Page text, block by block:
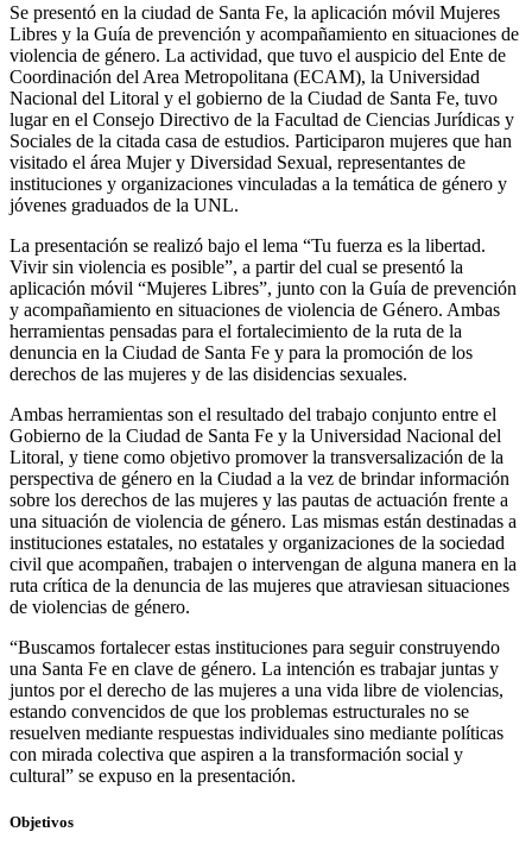
Se presentó en la ciudad de Santa Fe, la aplicación móvil Mujeres
Libres y la Guía de prevención y acompañamiento en situaciones de
violencia de género. La actividad, que tuvo el auspicio del Ente de
Coordinación del Area Metropolitana (ECAM), la Universidad
Nacional del Litoral y el gobierno de la Ciudad de Santa Fe, tuvo
lugar en el Consejo Directivo de la Facultad de Ciencias Jurídicas y
Sociales de la citada casa de estudios. Participaron mujeres que han
visitado el área Mujer y Diversidad Sexual, representantes de
instituciones y organizaciones vinculadas a la temática de género y
jóvenes graduados de la UNL.
La presentación se realizó bajo el lema “Tu fuerza es la libertad.
Vivir sin violencia es posible”, a partir del cual se presentó la
aplicación móvil “Mujeres Libres”, junto con la Guía de prevención
y acompañamiento en situaciones de violencia de Género. Ambas
herramientas pensadas para el fortalecimiento de la ruta de la
denuncia en la Ciudad de Santa Fe y para la promoción de los
derechos de las mujeres y de las disidencias sexuales.
Ambas herramientas son el resultado del trabajo conjunto entre el
Gobierno de la Ciudad de Santa Fe y la Universidad Nacional del
Litoral, y tiene como objetivo promover la transversalización de la
perspectiva de género en la Ciudad a la vez de brindar información
sobre los derechos de las mujeres y las pautas de actuación frente a
una situación de violencia de género. Las mismas están destinadas a
instituciones estatales, no estatales y organizaciones de la sociedad
civil que acompañen, trabajen o intervengan de alguna manera en la
ruta crítica de la denuncia de las mujeres que atraviesan situaciones
de violencias de género.
“Buscamos fortalecer estas instituciones para seguir construyendo
una Santa Fe en clave de género. La intención es trabajar juntas y
juntos por el derecho de las mujeres a una vida libre de violencias,
estando convencidos de que los problemas estructurales no se
resuelven mediante respuestas individuales sino mediante políticas
con mirada colectiva que aspiren a la transformación social y
cultural” se expuso en la presentación.
Objetivos